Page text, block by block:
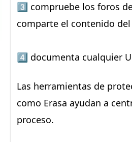
3️⃣ compruebe los foros
comparte el contenido
4️⃣ documenta cualquier
Las herramientas de
como Erasa ayudan a
proceso.